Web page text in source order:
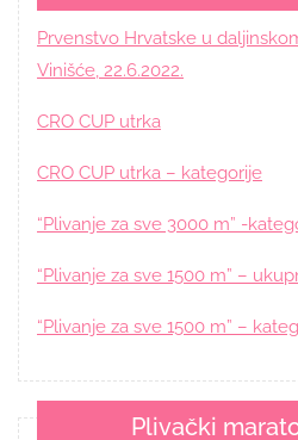
Prvenstvo Hrvatske u
Vinišće, 22.6.2022.
CRO CUP utrka
CRO CUP utrka – kategorije
“Plivanje za sve 3000 m” -
“Plivanje za sve 1500 m” –
“Plivanje za sve 1500 m” –
Plivački